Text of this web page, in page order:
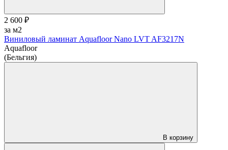
2 600 ₽
за м2
Виниловый ламинат Aquafloor Nano LVT AF3217N
Aquafloor
(Бельгия)
В корзину